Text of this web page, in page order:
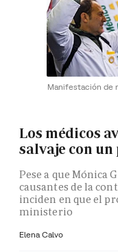
Manifestación de
Los médicos
salvaje con
Pese a que Mónica
causantes de la
inciden en que el
ministerio
Elena Calvo